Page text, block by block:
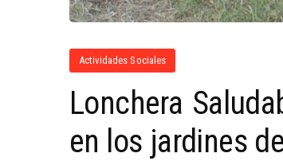
Actividades Sociales
Lonchera
en los jardines